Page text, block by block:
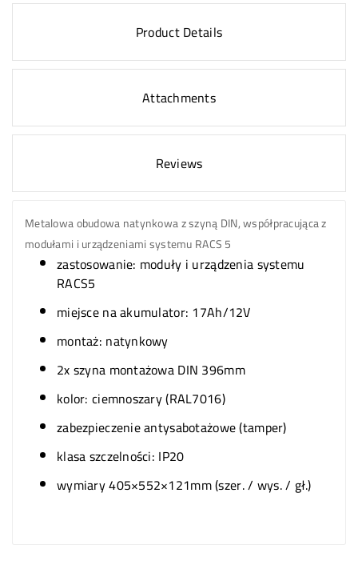
Product Details
Attachments
Reviews
Metalowa obudowa natynkowa z szyną DIN, współpracująca z
modułami i urządzeniami systemu RACS 5
zastosowanie: moduły i urządzenia systemu
RACS5
miejsce na akumulator: 17Ah/12V
montaż: natynkowy
2x szyna montażowa DIN 396mm
kolor: ciemnoszary (RAL7016)
zabezpieczenie antysabotażowe (tamper)
klasa szczelności: IP20
wymiary 405×552×121mm (szer. / wys. / gł.)